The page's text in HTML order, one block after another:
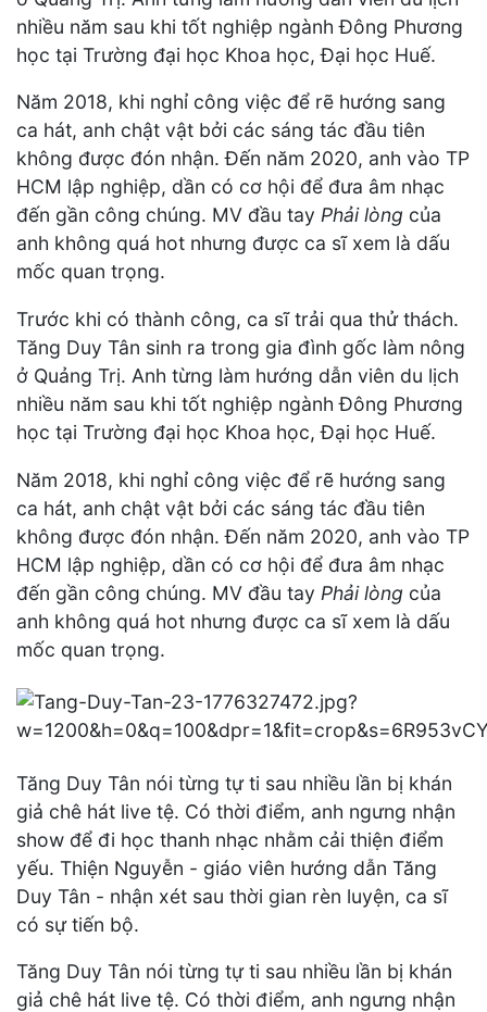
nhiều năm sau khi tốt nghiệp ngành Đông Phương
học tại Trường đại học Khoa học, Đại học Huế.
Năm 2018, khi nghỉ công việc để rẽ hướng sang
ca hát, anh chật vật bởi các sáng tác đầu tiên
không được đón nhận. Đến năm 2020, anh vào TP
HCM lập nghiệp, dần có cơ hội để đưa âm nhạc
đến gần công chúng. MV đầu tay Phải lòng của
anh không quá hot nhưng được ca sĩ xem là dấu
mốc quan trọng.
Trước khi có thành công, ca sĩ trải qua thử thách.
Tăng Duy Tân sinh ra trong gia đình gốc làm nông
ở Quảng Trị. Anh từng làm hướng dẫn viên du lịch
nhiều năm sau khi tốt nghiệp ngành Đông Phương
học tại Trường đại học Khoa học, Đại học Huế.
Năm 2018, khi nghỉ công việc để rẽ hướng sang
ca hát, anh chật vật bởi các sáng tác đầu tiên
không được đón nhận. Đến năm 2020, anh vào TP
HCM lập nghiệp, dần có cơ hội để đưa âm nhạc
đến gần công chúng. MV đầu tay Phải lòng của
anh không quá hot nhưng được ca sĩ xem là dấu
mốc quan trọng.
Tăng Duy Tân nói từng tự ti sau nhiều lần bị khán
giả chê hát live tệ. Có thời điểm, anh ngưng nhận
show để đi học thanh nhạc nhằm cải thiện điểm
yếu. Thiện Nguyễn - giáo viên hướng dẫn Tăng
Duy Tân - nhận xét sau thời gian rèn luyện, ca sĩ
có sự tiến bộ.
Tăng Duy Tân nói từng tự ti sau nhiều lần bị khán
giả chê hát live tệ. Có thời điểm, anh ngưng nhận